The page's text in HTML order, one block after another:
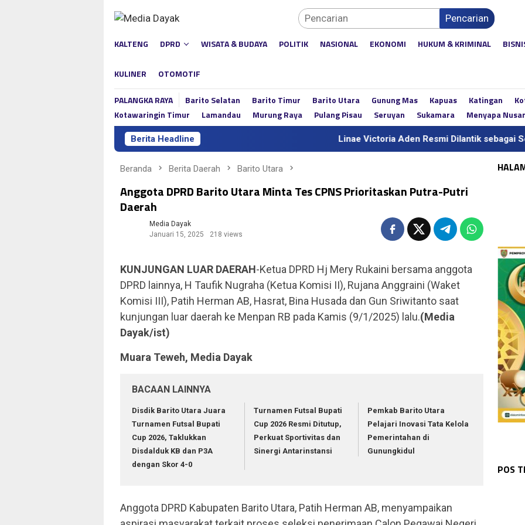
Pencarian
KALTENG DPRD WISATA & BUDAYA POLITIK NASIONAL EKONOMI HUKUM & KRIMINAL
KULINER OTOMOTIF
PALANGKA RAYA Barito Selatan Barito Timur Barito Utara Gunung Mas Kapuas Katingan
Kotawaringin Timur
Lamandau Murung Raya Pulang Pisau Seruyan Sukamara Menyapa
Berita Headline Linae Victoria Aden Resmi Dilantik sebagai Sekda
Beranda Berita Daerah Barito Utara
Anggota DPRD Barito Utara Minta Tes CPNS Prioritaskan Putra-Putri
Daerah
Media Dayak
Januari 15, 2025
218 views
KUNJUNGAN LUAR DAERAH-Ketua DPRD Hj Mery Rukaini bersama anggota
DPRD lainnya, H Taufik Nugraha (Ketua Komisi II), Rujana Anggraini (Waket
Komisi III), Patih Herman AB, Hasrat, Bina Husada dan Gun Sriwitanto saat
kunjungan luar daerah ke Menpan RB pada Kamis (9/1/2025) lalu.(Media
Dayak/ist)
Muara Teweh, Media Dayak
BACAAN LAINNYA
Disdik Barito Utara Juara
Turnamen Futsal Bupati
Cup 2026, Taklukkan
Disdalduk KB dan P3A
dengan Skor 4-0
Turnamen Futsal Bupati
Cup 2026 Resmi Ditutup,
Perkuat Sportivitas dan
Sinergi Antarinstansi
Pemkab Barito Utara
Pelajari Inovasi Tata Kelola
Pemerintahan di
Gunungkidul
Anggota DPRD Kabupaten Barito Utara, Patih Herman AB, menyampaikan
POS
1